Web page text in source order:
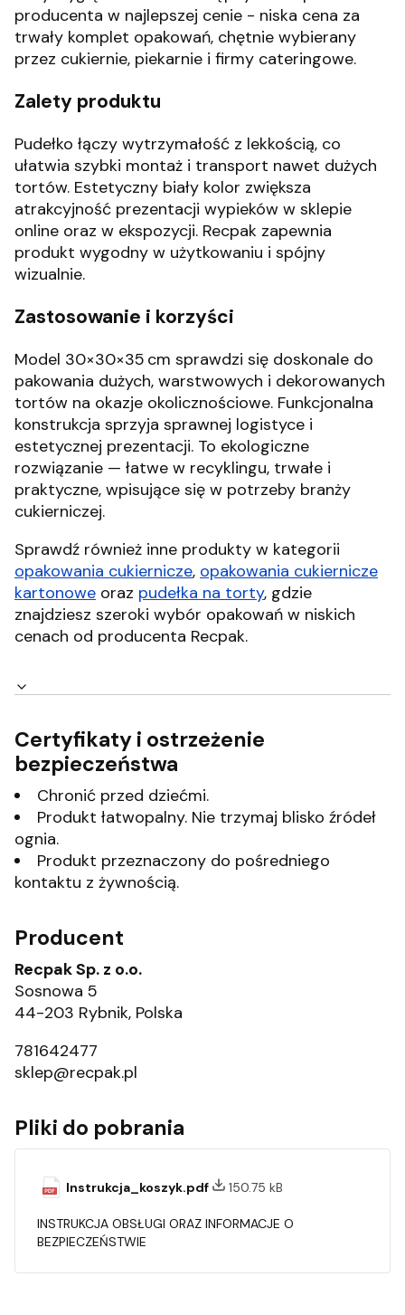
producenta w najlepszej cenie - niska cena za
trwały komplet opakowań, chętnie wybierany
przez cukiernie, piekarnie i firmy cateringowe.
Zalety produktu
Pudełko łączy wytrzymałość z lekkością, co
ułatwia szybki montaż i transport nawet dużych
tortów. Estetyczny biały kolor zwiększa
atrakcyjność prezentacji wypieków w sklepie
online oraz w ekspozycji. Recpak zapewnia
produkt wygodny w użytkowaniu i spójny
wizualnie.
Zastosowanie i korzyści
Model 30×30×35 cm sprawdzi się doskonale do
pakowania dużych, warstwowych i dekorowanych
tortów na okazje okolicznościowe. Funkcjonalna
konstrukcja sprzyja sprawnej logistyce i
estetycznej prezentacji. To ekologiczne
rozwiązanie — łatwe w recyklingu, trwałe i
praktyczne, wpisujące się w potrzeby branży
cukierniczej.
Sprawdź również inne produkty w kategorii
opakowania cukiernicze, opakowania cukiernicze
kartonowe oraz pudełka na torty, gdzie
znajdziesz szeroki wybór opakowań w niskich
cenach od producenta Recpak.
Certyfikaty i ostrzeżenie
bezpieczeństwa
Chronić przed dziećmi.
Produkt łatwopalny. Nie trzymaj blisko źródeł
ognia.
Produkt przeznaczony do pośredniego
kontaktu z żywnością.
Producent
Recpak Sp. z o.o.
Sosnowa 5
44-203 Rybnik, Polska
781642477
sklep@recpak.pl
Pliki do pobrania
Instrukcja_koszyk.pdf 150.75 kB
INSTRUKCJA OBSŁUGI ORAZ INFORMACJE O
BEZPIECZEŃSTWIE